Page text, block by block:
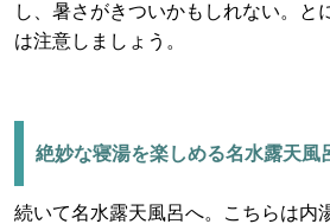
し、暑さがきついかもしれない。と
は注意しましょう。
絶妙な寝湯を楽しめる名水露天風
続いて名水露天風呂へ。こちらは内